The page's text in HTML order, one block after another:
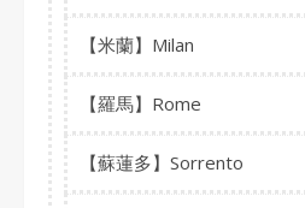
【米蘭】Milan
【羅馬】Rome
【蘇蓮多】Sorrento